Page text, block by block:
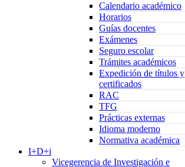
Calendario académico
Horarios
Guías docentes
Exámenes
Seguro escolar
Trámites académicos
Expedición de títulos y
certificados
RAC
TFG
Prácticas externas
Idioma moderno
Normativa académica
I+D+i
Vicegerencia de Investigación e